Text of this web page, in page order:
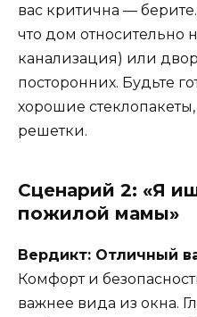
вас критична —
что дом относительно
канализация) или
посторонних. Будьте
хорошие
решетки.
Сценарий 2: «Я
пожилой мамы»
Вердикт: Отличный
Комфорт и
важнее вида из окна.